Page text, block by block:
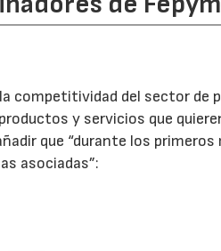
competitividad del sector de
y servicios que
que “durante los
asociadas”: